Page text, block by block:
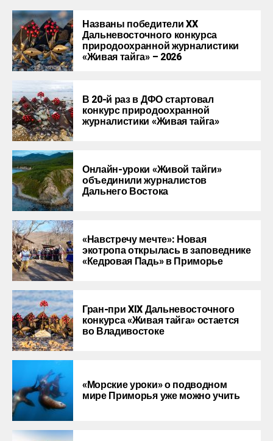
Названы победители XX
Дальневосточного конкурса
природоохранной журналистики
«Живая тайга» – 2026
В 20-й раз в ДФО стартовал
конкурс природоохранной
журналистики «Живая тайга»
Онлайн-уроки «Живой тайги»
объединили журналистов
Дальнего Востока
«Навстречу мечте»: Новая
экотропа открылась в заповеднике
«Кедровая Падь» в Приморье
Гран-при XIX Дальневосточного
конкурса «Живая тайга» остается
во Владивостоке
«Морские уроки» о подводном
мире Приморья уже можно учить